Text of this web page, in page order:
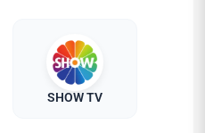
SHOW TV